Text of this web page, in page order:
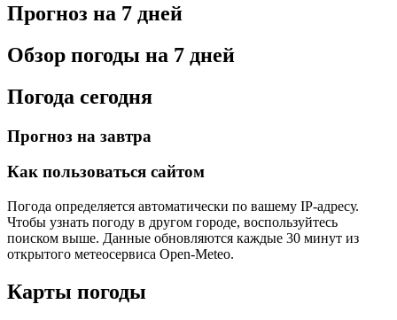
Прогноз на 7 дней
Обзор погоды на 7 дней
Погода сегодня
Прогноз на завтра
Как пользоваться сайтом
Погода определяется автоматически по вашему IP-адресу.
Чтобы узнать погоду в другом городе, воспользуйтесь
поиском выше. Данные обновляются каждые 30 минут из
открытого метеосервиса Open-Meteo.
Карты погоды